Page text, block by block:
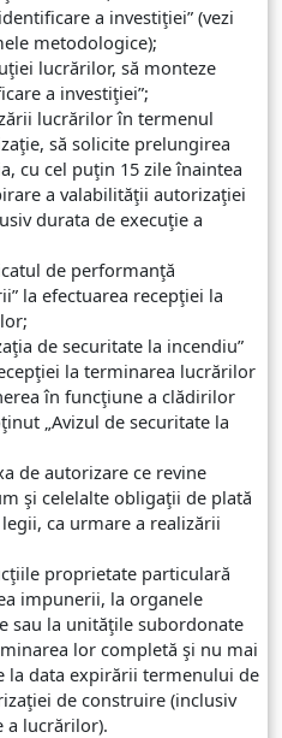
a investiţiei” (vezi
metodologice);
lucrărilor, să monteze
a investiţiei”;
lucrărilor în termenul
să solicite prelungirea
cu cel puţin 15 zile înaintea
a valabilităţii autorizaţiei
durata de execuţie a
de performanţă
la efectuarea recepţiei la
de securitate la incendiu”
la terminarea lucrărilor
în funcţiune a clădirilor
„Avizul de securitate la
de autorizare ce revine
şi celelalte obligaţii de plată
ca urmare a realizării
proprietate particulară
impunerii, la organele
sau la unităţile subordonate
lor completă şi nu mai
la data expirării termenului de
de construire (inclusiv
a lucrărilor).